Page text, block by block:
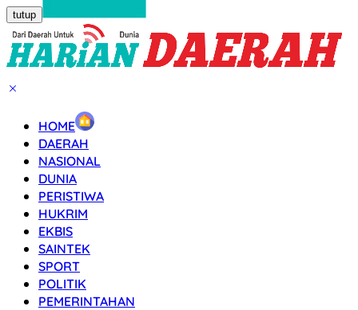
tutup
HOME
DAERAH
NASIONAL
DUNIA
PERISTIWA
HUKRIM
EKBIS
SAINTEK
SPORT
POLITIK
PEMERINTAHAN